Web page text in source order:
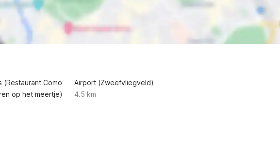
(Restaurant Como
op het meertje)
Airport (Zweefvliegveld)
4.5 km